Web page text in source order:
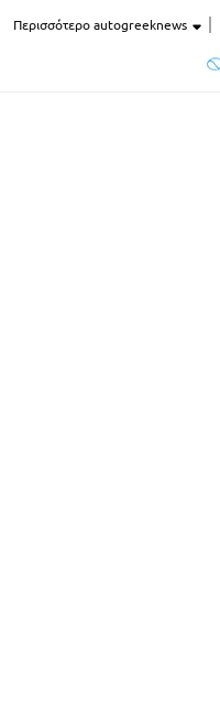
Περισσότερο autogreeknews